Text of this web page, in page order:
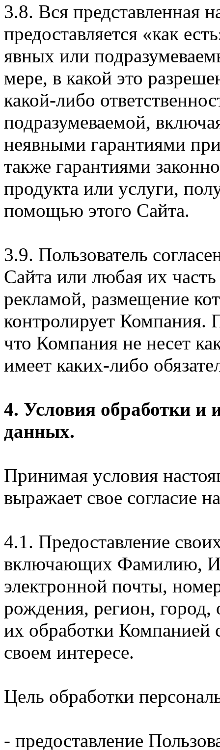
3.8. Вся представленная
предоставляется «как
явных или
мере, в какой это
какой-либо
подразумеваемой,
неявными гарантиями
также гарантиями
продукта или услуги,
помощью этого Сайта.
3.9. Пользователь
Сайта или любая их
рекламой, размещение
контролирует Компания.
что Компания не несет
имеет каких-либо
4. Условия обработки и
данных.
Принимая условия
выражает свое согласие
4.1. Предоставление
включающих Фамилию,
электронной почты,
рождения, регион,
их обработки Компанией
своем интересе.
Цель обработки
- предоставление